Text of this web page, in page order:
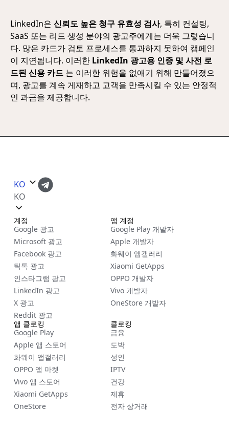
LinkedIn은 신뢰도 높은 청구 유효성 검사, 특히 컨설팅,
SaaS 또는 리드 생성 분야의 광고주에게는 더욱 그렇습니
다. 많은 카드가 검토 프로세스를 통과하지 못하여 캠페인
이 지연됩니다. 이러한 LinkedIn 광고용 인증 및 사전 로
드된 신용 카드 는 이러한 위험을 없애기 위해 만들어졌으
며, 광고를 계속 게재하고 고객을 만족시킬 수 있는 안정적
인 과금을 제공합니다.
KO
KO
계정
Google 광고
Microsoft 광고
Facebook 광고
틱톡 광고
인스타그램 광고
LinkedIn 광고
X 광고
Reddit 광고
클로킹
금융
도박
성인
IPTV
건강
제휴
전자 상거래
앱 계정
Google Play 개발자
Apple 개발자
화웨이 앱갤러리
Xiaomi GetApps
OPPO 개발자
Vivo 개발자
OneStore 개발자
앱 클로킹
Google Play
Apple 앱 스토어
화웨이 앱갤러리
OPPO 앱 마켓
Vivo 앱 스토어
Xiaomi GetApps
OneStore